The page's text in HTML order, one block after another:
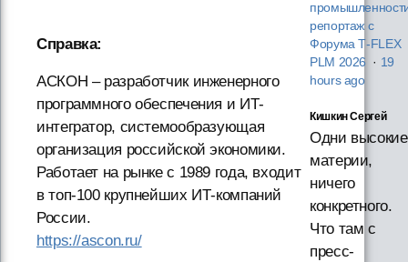
Справка:
АСКОН – разработчик инженерного
программного обеспечения и ИТ-
интегратор, системообразующая
организация российской экономики.
Работает на рынке с 1989 года, входит
в топ-100 крупнейших ИТ-компаний
России.
https://ascon.ru/
репортаж с
Форума T‑FLEX
PLM 2026 · 19
hours ago
Кишкин Сергей
Одни высокие
материи,
ничего
конкретного.
Что там с
пресс-